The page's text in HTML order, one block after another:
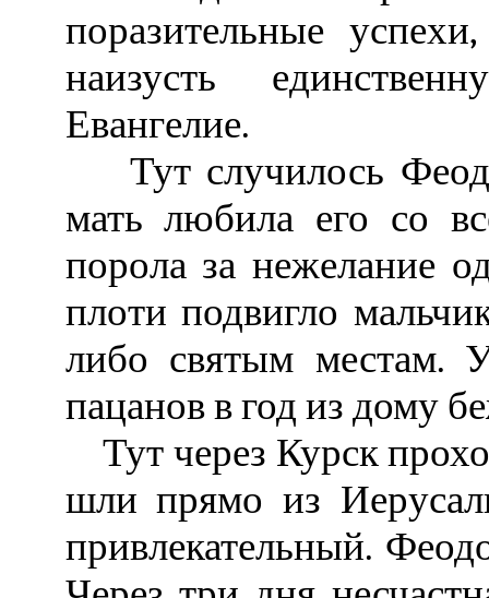
поразительные
наизусть
Евангелие.
Тут случилось
мать любила его со
порола за нежелание
плоти подвигло
либо святым местам.
пацанов в год из дому
Тут через Курск
шли прямо из
привлекательный.